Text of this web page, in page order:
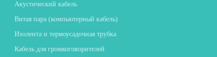
Акустический кабель
Витая пара (компьютерный кабель)
Изолента и термоусадочная трубка
Кабель для громкоговорителей